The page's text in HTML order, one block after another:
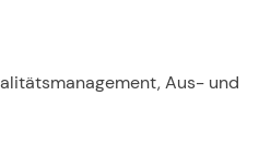
Aus- und